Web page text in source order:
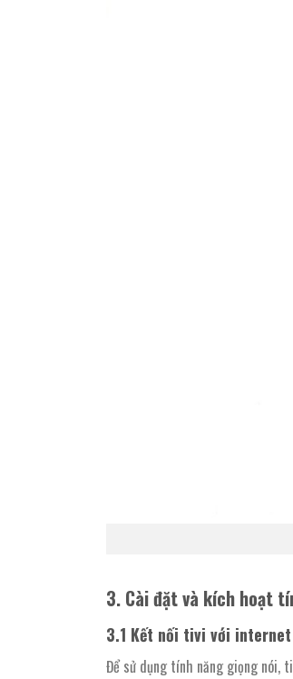
3. Cài đặt và kích hoạt
3.1 Kết nối tivi với internet
Để sử dụng tính năng giọng nói,